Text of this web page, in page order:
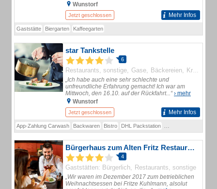
Wunstorf
Jetzt geschlossen Mehr Infos
Gaststätte Biergarten Kaffeegarten
star Tankstelle
6
Restaurants, sonstige Gase Bäckereien Kraftstoffe
„Ich habe auch eine sehr schlechte und
unfreundliche Erfahrung gemacht! Ich war am
Mittwoch, den 16.10. auf der Rückfahrt...“› mehr
Wunstorf
Jetzt geschlossen Mehr Infos
App-Zahlung Carwash Backwaren Bistro DHL Packstation
Bürgerhaus zum Alten Fritz Restaurant
4
Gaststätten: Bürgerlich Restaurants, sonstige
„Wir waren im Dezember 2017 zum betrieblichen
Weihnachtsessen bei Fritze Kuhlmann, alsolut